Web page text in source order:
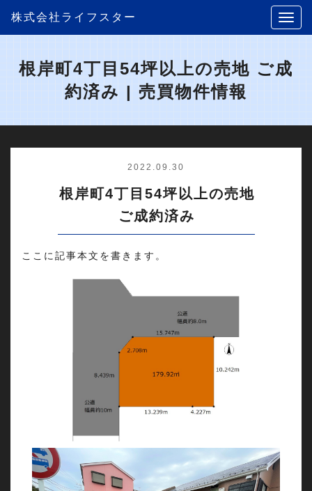
株式会社ライフスター
根岸町4丁目54坪以上の売地 ご成
約済み | 売買物件情報
2022.09.30
根岸町4丁目54坪以上の売地
ご成約済み
ここに記事本文を書きます。